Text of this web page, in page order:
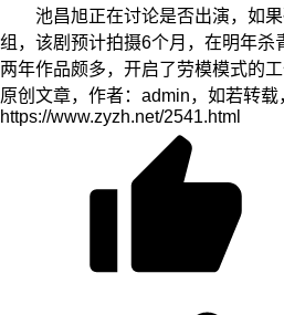
池昌旭正在讨论是否出演，如果
组，该剧预计拍摄6个月，在明年杀
两年作品颇多，开启了劳模模式的工
原创文章，作者：admin，如若转载
https://www.zyzh.net/2541.html